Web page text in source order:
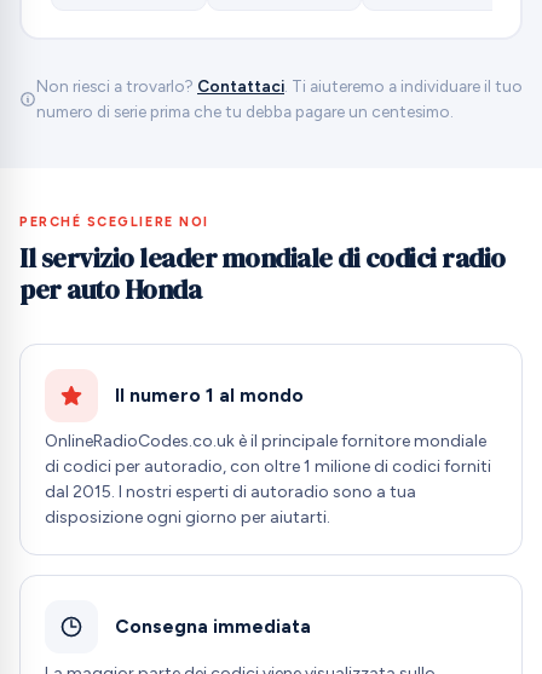
Non riesci a trovarlo? Contattaci . Ti aiuteremo a individuare il tuo
numero di serie prima che tu debba pagare un centesimo.
PERCHÉ SCEGLIERE NOI
Il servizio leader mondiale di codici radio
per auto Honda
Il numero 1 al mondo
OnlineRadioCodes.co.uk è il principale fornitore mondiale
di codici per autoradio, con oltre 1 milione di codici forniti
dal 2015. I nostri esperti di autoradio sono a tua
disposizione ogni giorno per aiutarti.
Consegna immediata